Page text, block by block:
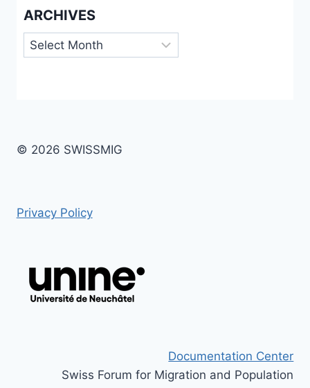
ARCHIVES
Archives
© 2026 SWISSMIG
Privacy Policy
Documentation Center
Swiss Forum for Migration and Population